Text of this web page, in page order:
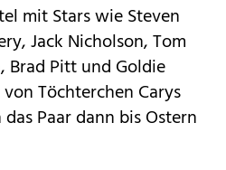
mit Stars wie Steven
Jack Nicholson, Tom
Brad Pitt und Goldie
Töchterchen Carys
Paar dann bis Ostern